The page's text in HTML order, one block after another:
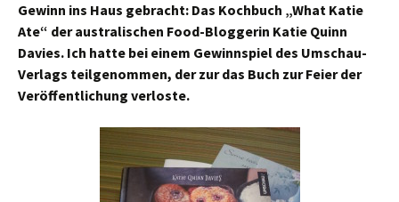
Gewinn ins Haus gebracht: Das Kochbuch „What Katie
Ate“ der australischen Food-Bloggerin Katie Quinn
Davies. Ich hatte bei einem Gewinnspiel des Umschau-
Verlags teilgenommen, der zur das Buch zur Feier der
Veröffentlichung verloste.